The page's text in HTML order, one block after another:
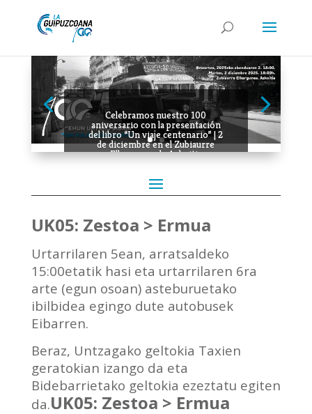
Celebramos nuestro 100
aniversario con la presentación
del libro “Un viaje centenario” | 2
de diciembre en el Zubiaurre
Elkargunea de Azkoitia
UK05: Zestoa > Ermua
Urtarrilaren 5ean, arratsaldeko
15:00etatik hasi eta urtarrilaren 6ra
arte (egun osoan) asteburuetako
ibilbidea egingo dute autobusek
Eibarren.
Beraz, Untzagako geltokia Taxien
geratokian izango da eta
Bidebarrietako geltokia ezeztatu egiten
da.UK05: Zestoa > Ermua